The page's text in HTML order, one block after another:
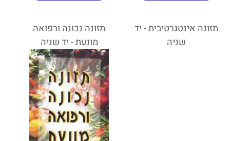
תזונה אינטגרטיבית - יד
שניה
תזונה נכונה ורפואה
מונעת - יד שניה